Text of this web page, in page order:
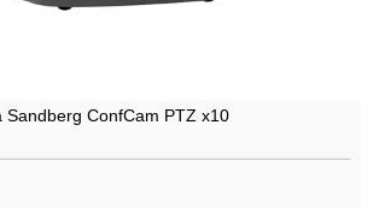
Sandberg ConfCam PTZ x10